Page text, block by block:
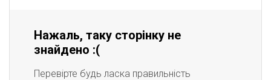
Нажаль, таку сторінку не
знайдено :(
Перевірте будь ласка правильність